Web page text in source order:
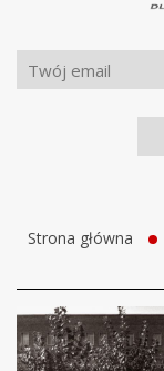
Strona główna